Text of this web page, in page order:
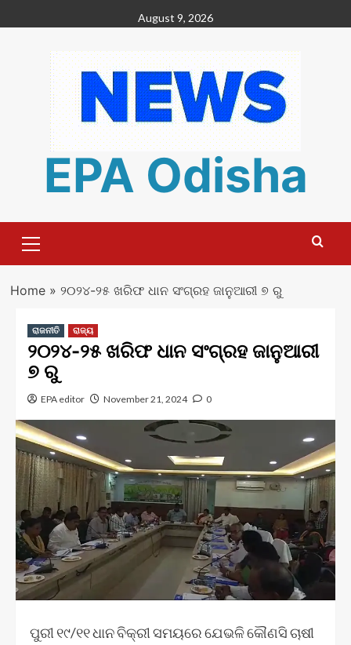
to
August 9, 2026
EPA Odisha
Menu
Home» ୨୦୨୪-୨୫ ଖରିଫ ଧାନ ସଂଗ୍ରହ ଜାନୁଆରୀ ୭ ରୁ
ରାଜନୀତି ରାଜ୍ୟ
୨୦୨୪-୨୫ ଖରିଫ ଧାନ ସଂଗ୍ରହ ଜାନୁଆରୀ
୭ ରୁ
EPA editor November 21, 2024 0
ପୁରୀ ୧୯/୧୧ ଧାନ ବିକ୍ରୀ ସମୟରେ ଯେଭଳି କୌଣସି ଚାଷୀ